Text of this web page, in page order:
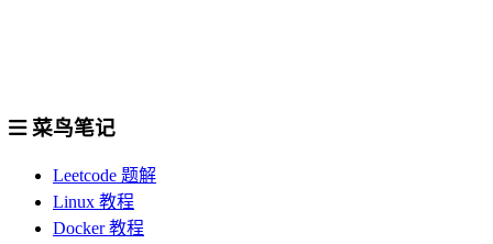
菜鸟笔记
Leetcode 题解
Linux 教程
Docker 教程